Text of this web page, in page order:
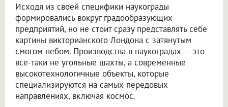
Исходя из своей специфики наукограды
формировались вокруг градообразующих
предприятий, но не стоит сразу представлять себе
картины викторианского Лондона с затянутым
смогом небом. Производства в наукоградах — это
все-таки не угольные шахты, а современные
высокотехнологичные объекты, которые
специализируются на самых передовых
направлениях, включая космос.